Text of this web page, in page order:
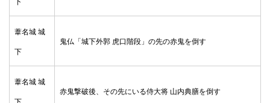
下
葦名城 城
下
鬼仏「城下外郭 虎口階段」の先の赤鬼を倒す
葦名城 城
赤鬼撃破後、その先にいる侍大将 山内典膳を倒す